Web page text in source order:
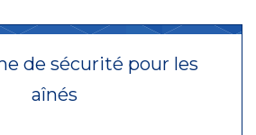
de sécurité pour les
aînés